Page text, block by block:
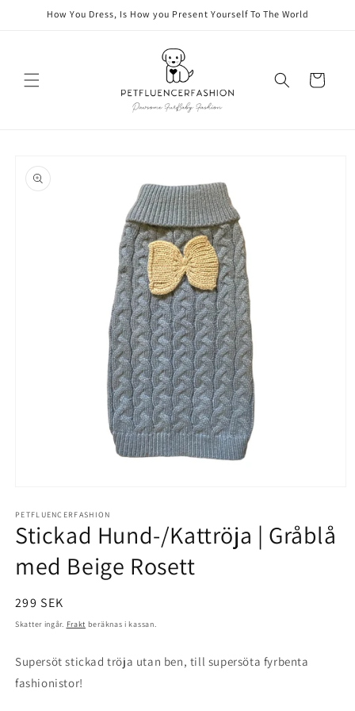
vidareHow You Dress, Is How you Present Yourself To The World
Varukorg
vidare till
1
i
modalfönster
PETFLUENCERFASHION
Stickad Hund-/Kattröja | Gråblå
med Beige Rosett
Ordinarie
pris
299 SEK
Skatter ingår. Frakt beräknas i kassan.
Supersöt stickad tröja utan ben, till supersöta fyrbenta
fashionistor!